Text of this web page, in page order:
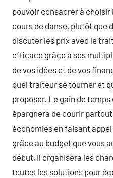
pouvoir consacrer à
cours de danse, plutôt que
discuter les prix avec le
efficace grâce à ses
de vos idées et de vos
quel traiteur se tourner et
proposer. Le gain de
épargnera de courir
économies en faisant
grâce au budget que vous
début, il organisera les
toutes les solutions pour